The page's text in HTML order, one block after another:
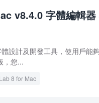
v8.4.0 字體編輯
設計及開發工具，使用戶能
，您...
8 for Mac